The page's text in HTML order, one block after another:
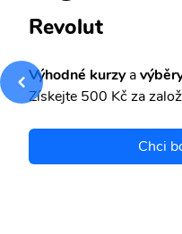
Revolut
Výhodné kurzya
Získejte 500 Kč za
Chci